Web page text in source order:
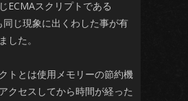
ECMAスクリプトである
じ現象に出くわした事が有
した。
トとは使用メモリーの節約機
クセスしてから時間が経った